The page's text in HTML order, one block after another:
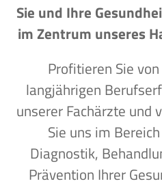
Sie und Ihre
im Zentrum unseres
Profitieren Sie
langjährigen
unserer Fachärzte und
Sie uns im
Diagnostik,
Prävention Ihrer